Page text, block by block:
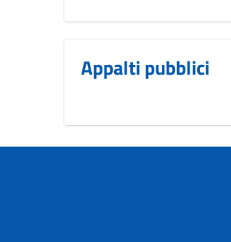
Appalti pubblici